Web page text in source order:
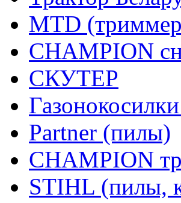
MTD
CHAMPION
СКУТЕР
Partner (пилы)
CHAMPION
STIHL (пилы,